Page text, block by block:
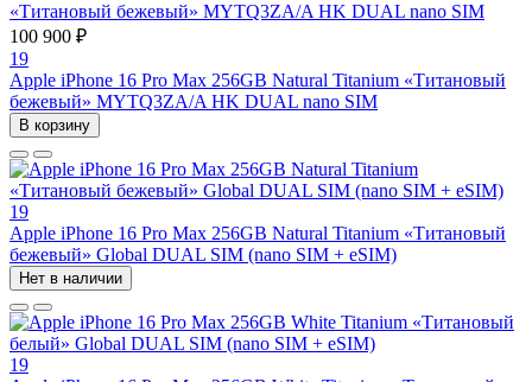
100 900 ₽
19
Apple iPhone 16 Pro Max 256GB Natural Titanium «Tитановый
бежевый» MYTQ3ZA/A HK DUAL nano SIM
В корзину
19
Apple iPhone 16 Pro Max 256GB Natural Titanium «Tитановый
бежевый» Global DUAL SIM (nano SIM + eSIM)
Нет в наличии
19